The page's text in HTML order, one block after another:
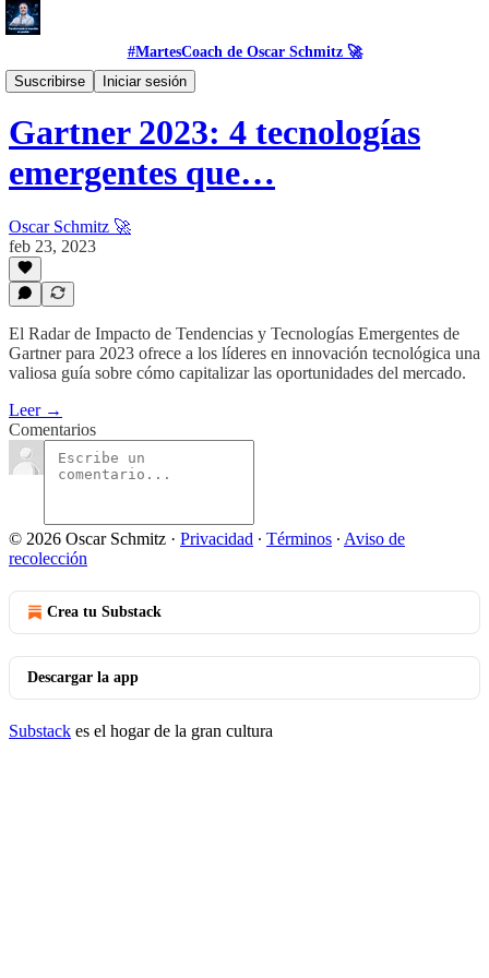
#MartesCoach de Oscar Schmitz 🚀
Suscribirse
Iniciar sesión
#DataSet
Gartner 2023: 4 tecnologías
emergentes que…
Oscar Schmitz 🚀
feb 23, 2023
El Radar de Impacto de Tendencias y Tecnologías Emergentes de
Gartner para 2023 ofrece a los líderes en innovación tecnológica una
valiosa guía sobre cómo capitalizar las oportunidades del mercado.
Leer →
Comentarios
© 2026 Oscar Schmitz · Privacidad ∙ Términos ∙ Aviso de
recolección
Crea tu Substack
Descargar la app
Substack es el hogar de la gran cultura